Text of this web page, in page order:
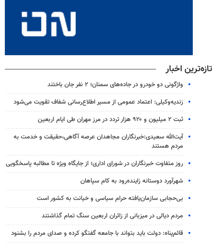
تازه‌ترین اخبار
واژگونی دو خودرو در جاده‌های سمنان؛ ۲ نفر جان باختند
زندیه‌وکیلی: اعتماد عمومی از مسیر اطلاع‌رسانی شفاف تقویت می‌شود
ثبت ۲ میلیون و ۹۲۰ هزار تردد در مرز مهران طی ایام اربعین
آیت‌الله سعیدی:خبرنگاران مجاهدان عرصه آگاهی،حقیقت و خدمت به
مردم هستند
روز متفاوت خبرنگاران در شورای اداری؛ از جایگاه ویژه تا مطالبه پاسخگویی
شهرآورد دوستانه زاینده‌رود به کام سپاهان
بی‌حجابی سازمان‌یافته حرام سیاسی و خیانت به کشور است
مردم دیالی در میزبانی از زائران اربعین سنگ تمام گذاشتند
قائم‌پناه: دولت باید بتواند با جامعه گفتگو کرده و صدای مردم را بشنود